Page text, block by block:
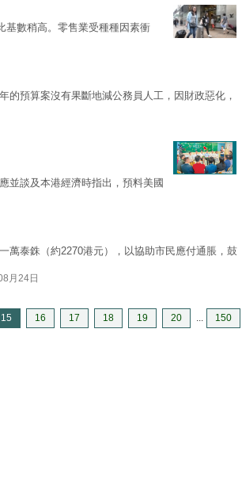
基數稍高。零售業受種種因素衝
的預算案沒有果斷地減公務員人工，因財政惡化，
並談及本港經濟時指出，預料美國
萬泰銖（約2270港元），以協助市民應付通脹，鼓
月24日
15 16 17 18 19 20 ... 150